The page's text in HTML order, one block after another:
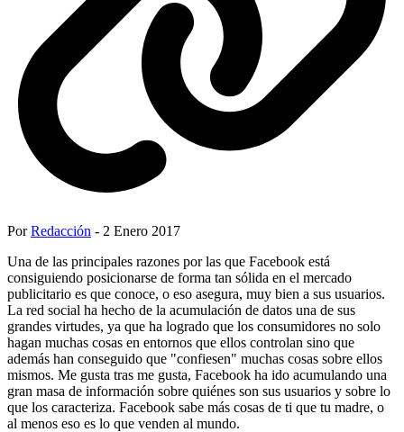
PorRedacción - 2 Enero 2017
Una de las principales razones por las que Facebook está
consiguiendo posicionarse de forma tan sólida en el mercado
publicitario es que conoce, o eso asegura, muy bien a sus usuarios.
La red social ha hecho de la acumulación de datos una de sus
grandes virtudes, ya que ha logrado que los consumidores no solo
hagan muchas cosas en entornos que ellos controlan sino que
además han conseguido que "confiesen" muchas cosas sobre ellos
mismos. Me gusta tras me gusta, Facebook ha ido acumulando una
gran masa de información sobre quiénes son sus usuarios y sobre lo
que los caracteriza. Facebook sabe más cosas de ti que tu madre, o
al menos eso es lo que venden al mundo.